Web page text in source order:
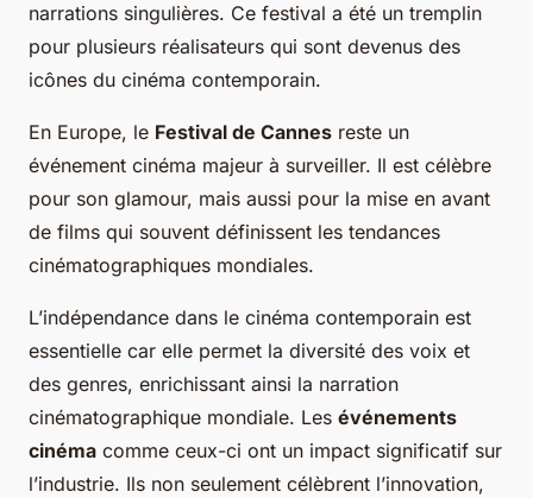
narrations singulières. Ce festival a été un tremplin
pour plusieurs réalisateurs qui sont devenus des
icônes du cinéma contemporain.
En Europe, le Festival de Cannes reste un
événement cinéma majeur à surveiller. Il est célèbre
pour son glamour, mais aussi pour la mise en avant
de films qui souvent définissent les tendances
cinématographiques mondiales.
L’indépendance dans le cinéma contemporain est
essentielle car elle permet la diversité des voix et
des genres, enrichissant ainsi la narration
cinématographique mondiale. Les événements
cinéma comme ceux-ci ont un impact significatif sur
l’industrie. Ils non seulement célèbrent l’innovation,